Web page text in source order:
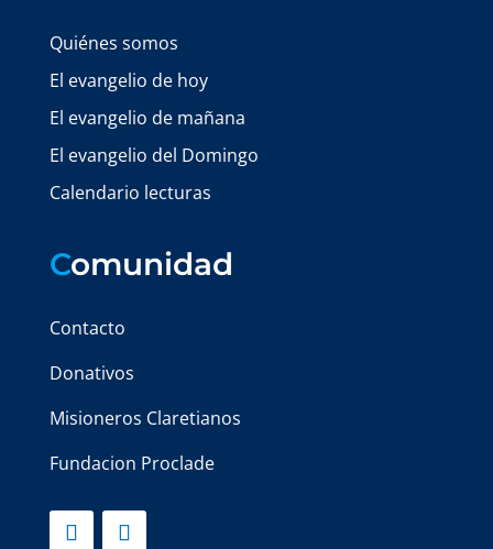
Quiénes somos
El evangelio de hoy
El evangelio de mañana
El evangelio del Domingo
Calendario lecturas
Comunidad
Contacto
Donativos
Misioneros Claretianos
Fundacion Proclade